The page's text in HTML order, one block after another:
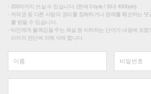
200자까지 쓰실 수 있습니다. (현재 0 byte / 최대 400byte)
저작권 등 다른 사람의 권리를 침해하거나 명예를 훼손하는 댓
를 받을 수 있습니다.
타인에게 불쾌감을 주는 욕설 등 비하하는 단어가 내용에 포
리자의 판단에 의해 삭제 합니다.